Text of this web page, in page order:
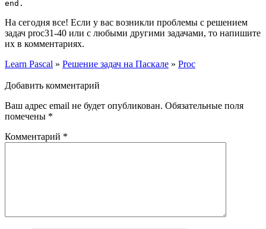
На сегодня все! Если у вас возникли проблемы с решением
задач proc31-40 или с любыми другими задачами, то напишите
их в комментариях.
Learn Pascal » Решение задач на Паскале » Proc
Добавить комментарий
Ваш адрес email не будет опубликован. Обязательные поля
помечены *
Комментарий *